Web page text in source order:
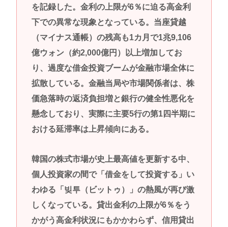
を記録した。金利の上限が6％に迫る高金利
下での異常な現象となっている。当座貸越
（マイナス通帳）の残高も1カ月で1兆9,106
億ウォン（約2,000億円）以上増加してお
り、過度な借金投資ブームが金融市場全体に
拡散している。金融当局や市場関係者は、株
価急落時の返済負担増と銀行の健全性悪化を
懸念しており、実際に主要5行の第1四半期に
おける延滞率は上昇傾向にある。
韓国の株式市場が史上最高値を更新する中、
個人投資家の間で「借金をして投資する」い
わゆる「빚투（ビットゥ）」の熱風が再び激
しくなっている。貸出金利の上限が6％をう
かがう高金利状況にもかかわらず、信用貸出